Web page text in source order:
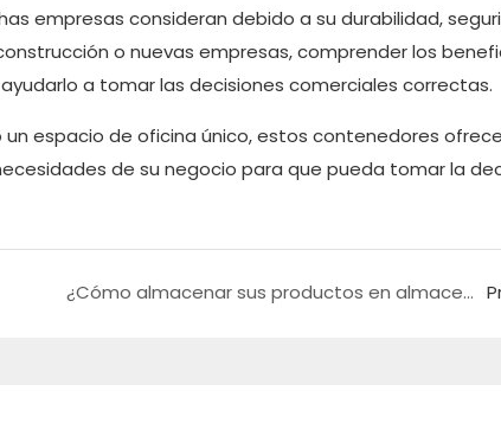
empresas consideran debido a su durabilidad,
o nuevas empresas, comprender los
a tomar las decisiones comerciales correctas.
espacio de oficina único, estos contenedores
de su negocio para que pueda tomar la
¿Cómo almacenar sus productos en almacenes de contenedores?